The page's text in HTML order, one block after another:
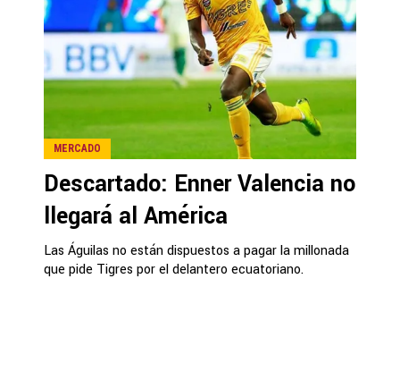
MERCADO
Descartado: Enner Valencia no
llegará al América
Las Águilas no están dispuestos a pagar la millonada
que pide Tigres por el delantero ecuatoriano.